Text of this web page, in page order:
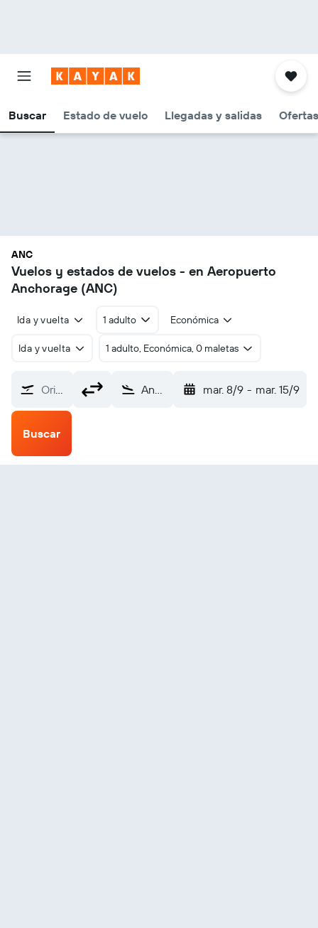
Buscar Estado de vuelo Llegadas y salidas Ofertas
ANC
Vuelos y estados de vuelos - en Aeropuerto
Anchorage (ANC)
Ida y vuelta 1 adulto Económica
Ida y vuelta 1 adulto, Económica, 0 maletas
Origen Anchorage (ANC) mar. 8/9 - mar. 15/9
Buscar